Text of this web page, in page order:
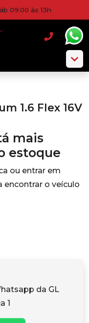
09:00 às 13h
1.6 Flex 16V
mais
estoque
ou entrar em
encontrar o veículo
da GL
1